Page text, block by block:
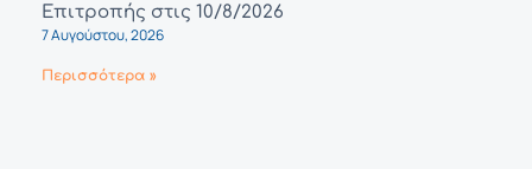
Επιτροπής στις 10/8/2026
7 Αυγούστου, 2026
Περισσότερα »